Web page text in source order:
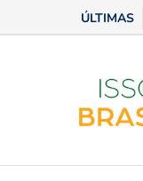
ÚLTIMAS